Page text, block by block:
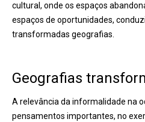
cultural, onde os espaços
espaços de oportunidades,
transformadas geografias.
Geografias
A relevância da informalidade na
pensamentos importantes, no